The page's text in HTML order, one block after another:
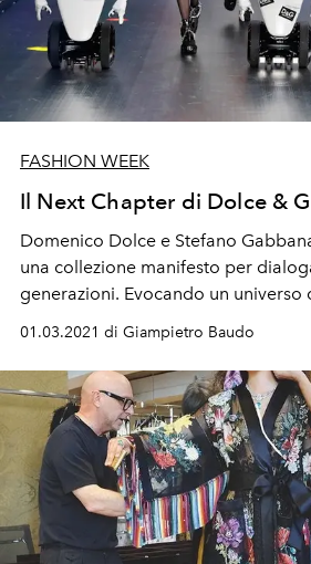
FASHION WEEK
Il Next Chapter di Dolce &
Domenico Dolce e Stefano
una collezione manifesto per
generazioni. Evocando un universo
guardaroba sperimentale e un
anche alla collaborazione con l’IIT-
Tecnologia. “Questa stagione il
dialogo continuo tra tradizione e
sola grande certezza: libertà &
01.03.2021 di Giampietro Baudo